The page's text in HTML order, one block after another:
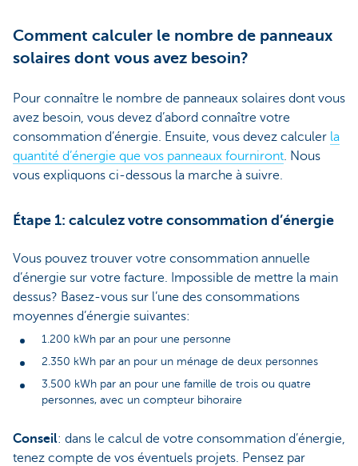
Comment calculer le nombre de panneaux
solaires dont vous avez besoin?
Pour connaître le nombre de panneaux solaires dont vous
avez besoin, vous devez d’abord connaître votre
consommation d’énergie. Ensuite, vous devez calculer la
quantité d’énergie que vos panneaux fourniront. Nous
vous expliquons ci-dessous la marche à suivre.
Étape 1: calculez votre consommation d’énergie
Vous pouvez trouver votre consommation annuelle
d’énergie sur votre facture. Impossible de mettre la main
dessus? Basez-vous sur l’une des consommations
moyennes d’énergie suivantes:
1.200 kWh par an pour une personne
2.350 kWh par an pour un ménage de deux personnes
3.500 kWh par an pour une famille de trois ou quatre
personnes, avec un compteur bihoraire
Conseil: dans le calcul de votre consommation d’énergie,
tenez compte de vos éventuels projets. Pensez par